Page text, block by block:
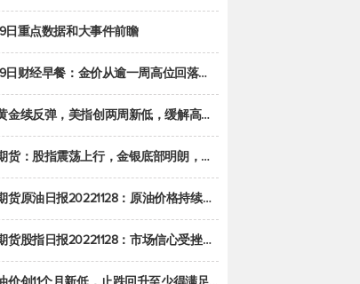
日重点数据和大事件前瞻
经早餐：金价从逾一周高位回落，美联储官员重申鹰派立场推动美元回升
续反弹，美指创两周新低，缓解高通胀美国须治本
股指震荡上行，金银底部明朗，原油偏弱走势(20221128收评)
油日报20221128：原油价格持续下降，市场关注OPEC+新一轮产能政策
股指日报20221128：市场信心受挫，股指全线回调